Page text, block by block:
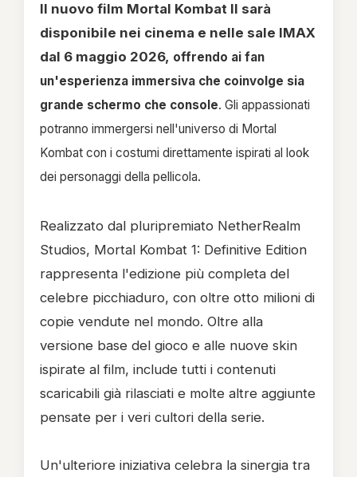
Il nuovo film Mortal Kombat II sarà
disponibile nei cinema e nelle sale IMAX
dal 6 maggio 2026, offrendo ai fan
un'esperienza immersiva che coinvolge sia
grande schermo che console. Gli appassionati
potranno immergersi nell'universo di Mortal
Kombat con i costumi direttamente ispirati al look
dei personaggi della pellicola.
Realizzato dal pluripremiato NetherRealm
Studios, Mortal Kombat 1: Definitive Edition
rappresenta l'edizione più completa del
celebre picchiaduro, con oltre otto milioni di
copie vendute nel mondo. Oltre alla
versione base del gioco e alle nuove skin
ispirate al film, include tutti i contenuti
scaricabili già rilasciati e molte altre aggiunte
pensate per i veri cultori della serie.
Un'ulteriore iniziativa celebra la sinergia tra